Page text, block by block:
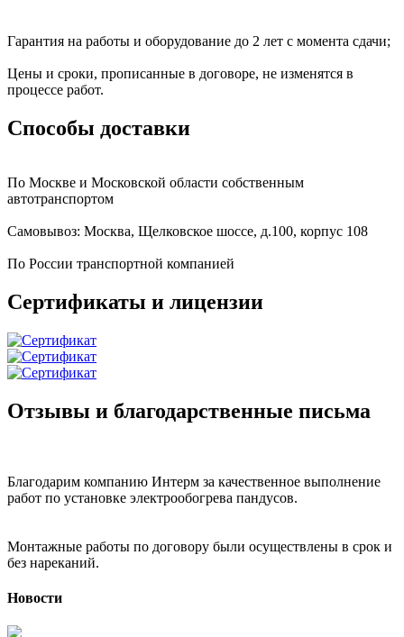
Гарантия на работы и оборудование до 2 лет с момента сдачи;
Цены и сроки, прописанные в договоре, не изменятся в
процессе работ.
Способы доставки
По Москве и Московской области собственным
автотранспортом
Самовывоз: Москва, Щелковское шоссе, д.100, корпус 108
По России транспортной компанией
Сертификаты и лицензии
Отзывы и благодарственные письма
Благодарим компанию Интерм за качественное выполнение
работ по установке электрообогрева пандусов.
Монтажные работы по договору были осуществлены в срок и
без нареканий.
Новости